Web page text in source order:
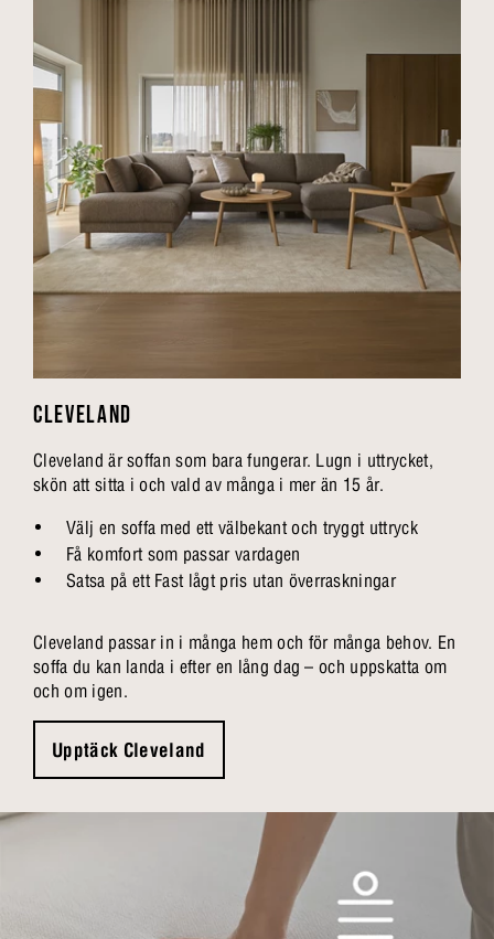
CLEVELAND
Cleveland är soffan som bara fungerar. Lugn i uttrycket,
skön att sitta i och vald av många i mer än 15 år.
Välj en soffa med ett välbekant och tryggt uttryck
Få komfort som passar vardagen
Satsa på ett Fast lågt pris utan överraskningar
Cleveland passar in i många hem och för många behov. En
soffa du kan landa i efter en lång dag – och uppskatta om
och om igen.
Upptäck Cleveland